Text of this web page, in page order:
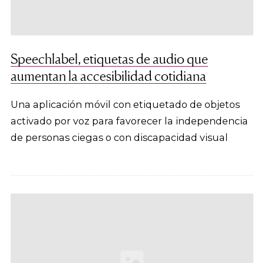
Speechlabel, etiquetas de audio que
aumentan la accesibilidad cotidiana
Una aplicación móvil con etiquetado de objetos
activado por voz para favorecer la independencia
de personas ciegas o con discapacidad visual